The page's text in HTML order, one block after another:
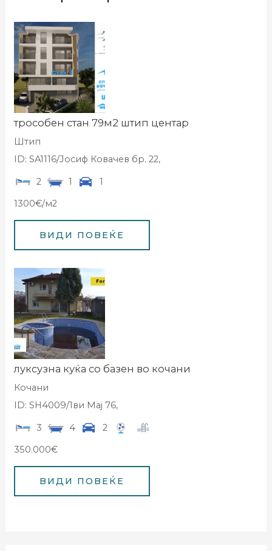
трособен стан 79м2 штип центар
Штип
ID: SA1116/Јосиф Ковачев бр. 22,
2 1 1
1300€/м2
луксузна куќа со базен во кочани
Кочани
ID: SH4009/1ви Мај 76,
3 4 2
350.000€